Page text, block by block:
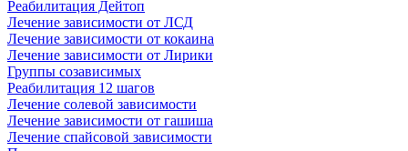
Реабилитация Дейтоп
Лечение зависимости от ЛСД
Лечение зависимости от кокаина
Лечение зависимости от Лирики
Группы созависимых
Реабилитация 12 шагов
Лечение солевой зависимости
Лечение зависимости от гашиша
Лечение спайсовой зависимости